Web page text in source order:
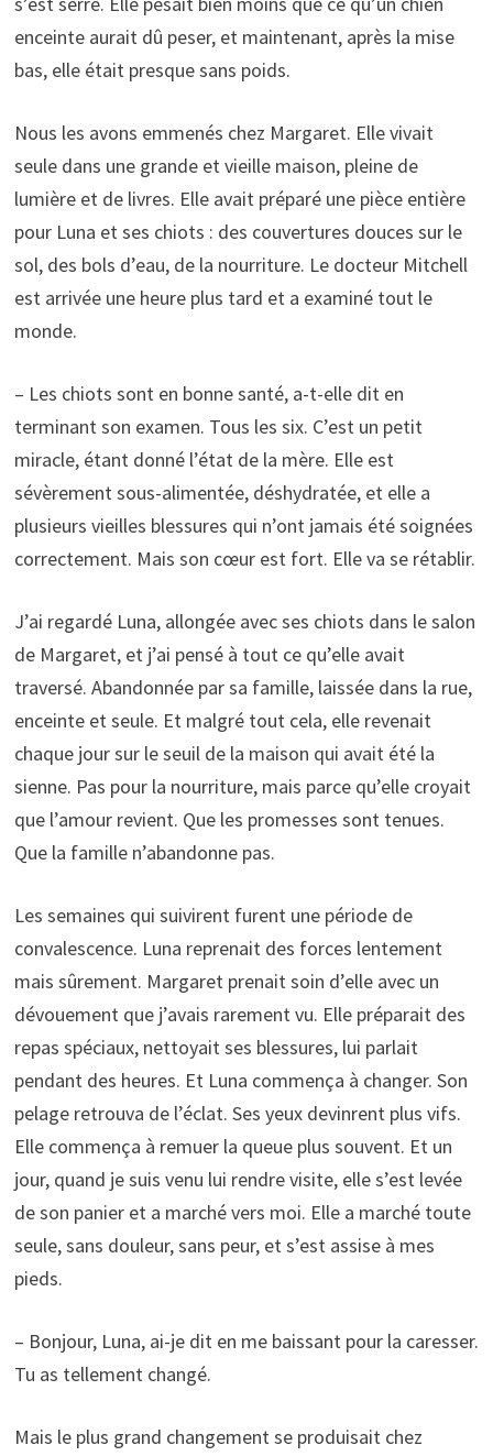
enceinte aurait dû peser, et maintenant, après la mise
bas, elle était presque sans poids.
Nous les avons emmenés chez Margaret. Elle vivait
seule dans une grande et vieille maison, pleine de
lumière et de livres. Elle avait préparé une pièce entière
pour Luna et ses chiots : des couvertures douces sur le
sol, des bols d’eau, de la nourriture. Le docteur Mitchell
est arrivée une heure plus tard et a examiné tout le
monde.
– Les chiots sont en bonne santé, a-t-elle dit en
terminant son examen. Tous les six. C’est un petit
miracle, étant donné l’état de la mère. Elle est
sévèrement sous-alimentée, déshydratée, et elle a
plusieurs vieilles blessures qui n’ont jamais été soignées
correctement. Mais son cœur est fort. Elle va se rétablir.
J’ai regardé Luna, allongée avec ses chiots dans le salon
de Margaret, et j’ai pensé à tout ce qu’elle avait
traversé. Abandonnée par sa famille, laissée dans la rue,
enceinte et seule. Et malgré tout cela, elle revenait
chaque jour sur le seuil de la maison qui avait été la
sienne. Pas pour la nourriture, mais parce qu’elle croyait
que l’amour revient. Que les promesses sont tenues.
Que la famille n’abandonne pas.
Les semaines qui suivirent furent une période de
convalescence. Luna reprenait des forces lentement
mais sûrement. Margaret prenait soin d’elle avec un
dévouement que j’avais rarement vu. Elle préparait des
repas spéciaux, nettoyait ses blessures, lui parlait
pendant des heures. Et Luna commença à changer. Son
pelage retrouva de l’éclat. Ses yeux devinrent plus vifs.
Elle commença à remuer la queue plus souvent. Et un
jour, quand je suis venu lui rendre visite, elle s’est levée
de son panier et a marché vers moi. Elle a marché toute
seule, sans douleur, sans peur, et s’est assise à mes
pieds.
– Bonjour, Luna, ai-je dit en me baissant pour la caresser.
Tu as tellement changé.
Mais le plus grand changement se produisait chez